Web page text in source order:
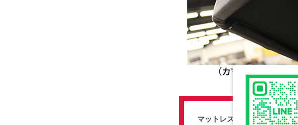
マットレス搭載重量【厚み